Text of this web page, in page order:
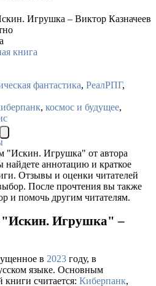
книга
фантастика, РеалРПГ,
, космос и будущее,
"Искин. Игрушка" от автора
найдете аннотацию и краткое
Отзывы и оценки читателей
После прочтения вы также
и помочь другим читателям.
"Искин. Игрушка" –
в 2023 году, в
языке. Основным
считается: Киберпанк,